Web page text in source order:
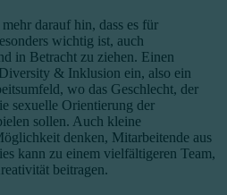
darauf hin, dass es für
wichtig ist, auch
in Betracht zu ziehen. Einen
& Inklusion ein, also ein
wo das Geschlecht, der
sexuelle Orientierung der
sollen. Auch kleine
denken, Mitarbeitende aus
kann zu einem vielfältigeren Team,
beitragen.